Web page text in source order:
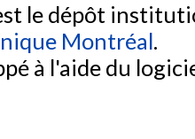
le dépôt
Montréal.
à l'aide du